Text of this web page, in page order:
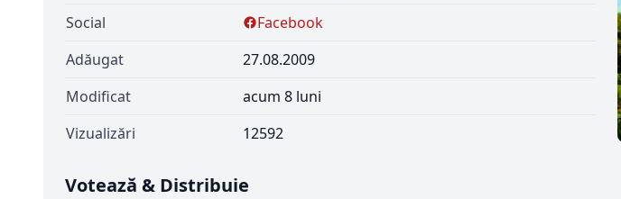
Social
Facebook
Adăugat
27.08.2009
Modificat
acum 8 luni
Vizualizări
12592
Votează & Distribuie